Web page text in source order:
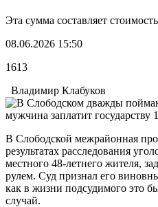
Эта сумма составляет
08.06.2026 15:50
1613
Владимир Клабуков
В Слободской межрайонная
результатах расследования
местного 48-летнего жителя,
рулем. Суд признал его
как в жизни подсудимого это
случай.